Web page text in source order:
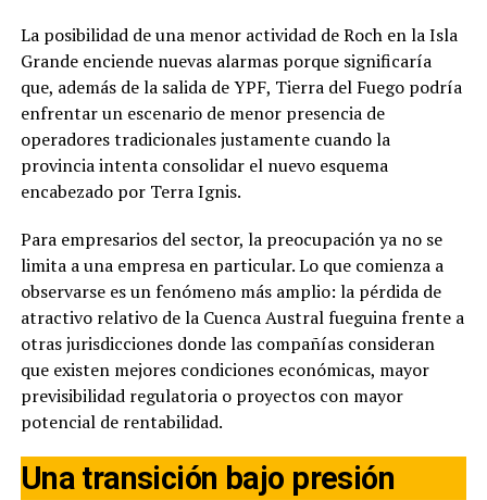
La posibilidad de una menor actividad de Roch en la Isla
Grande enciende nuevas alarmas porque significaría
que, además de la salida de YPF, Tierra del Fuego podría
enfrentar un escenario de menor presencia de
operadores tradicionales justamente cuando la
provincia intenta consolidar el nuevo esquema
encabezado por Terra Ignis.
Para empresarios del sector, la preocupación ya no se
limita a una empresa en particular. Lo que comienza a
observarse es un fenómeno más amplio: la pérdida de
atractivo relativo de la Cuenca Austral fueguina frente a
otras jurisdicciones donde las compañías consideran
que existen mejores condiciones económicas, mayor
previsibilidad regulatoria o proyectos con mayor
potencial de rentabilidad.
Una transición bajo presión